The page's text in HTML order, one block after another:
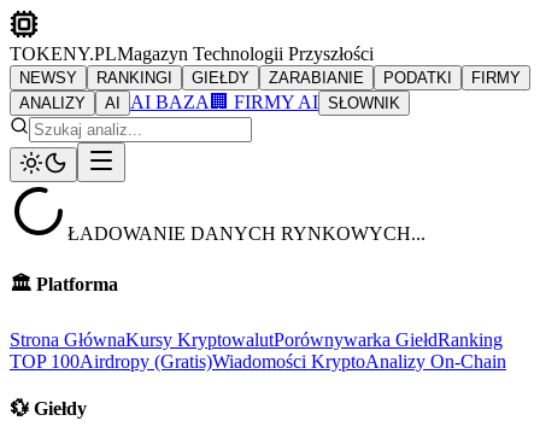
TOKENY.PLMagazyn Technologii Przyszłości
NEWSY RANKINGI GIEŁDY ZARABIANIE PODATKI
FIRMY
ANALIZY
AI AI BAZA 🏢 FIRMY AI SŁOWNIK
ŁADOWANIE DANYCH RYNKOWYCH...
🏛️ Platforma
Strona GłównaKursy KryptowalutPorównywarka GiełdRanking
TOP 100Airdropy (Gratis)Wiadomości KryptoAnalizy On-Chain
💱 Giełdy